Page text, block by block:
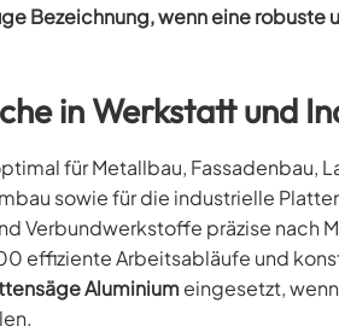
Bezeichnung, wenn eine
in Werkstatt und
für Metallbau, Fassadenbau,
sowie für die industrielle
Verbundwerkstoffe präzise nach
effiziente Arbeitsabläufe und
Aluminiumeingesetzt,